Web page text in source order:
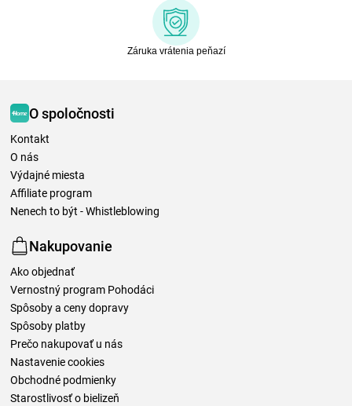
Záruka vrátenia peňazí
O spoločnosti
Kontakt
O nás
Výdajné miesta
Affiliate program
Nenech to být - Whistleblowing
Nakupovanie
Ako objednať
Vernostný program Pohodáci
Spôsoby a ceny dopravy
Spôsoby platby
Prečo nakupovať u nás
Nastavenie cookies
Obchodné podmienky
Starostlivosť o bielizeň